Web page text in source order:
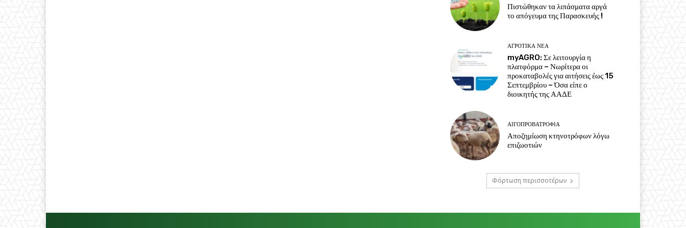
Πιστώθηκαν τα λιπάσματα αργά
το απόγευμα της Παρασκευής !
ΑΓΡΟΤΙΚΆ ΝΈΑ
myAGRO: Σε λειτουργία η
πλατφόρμα – Νωρίτερα οι
προκαταβολές για αιτήσεις έως 15
Σεπτεμβρίου – Όσα είπε ο
διοικητής της ΑΑΔΕ
ΑΙΓΟΠΡΟΒΑΤΡΟΦΊΑ
Αποζημίωση κτηνοτρόφων λόγω
επιζωοτιών
Φόρτωση περισσοτέρων